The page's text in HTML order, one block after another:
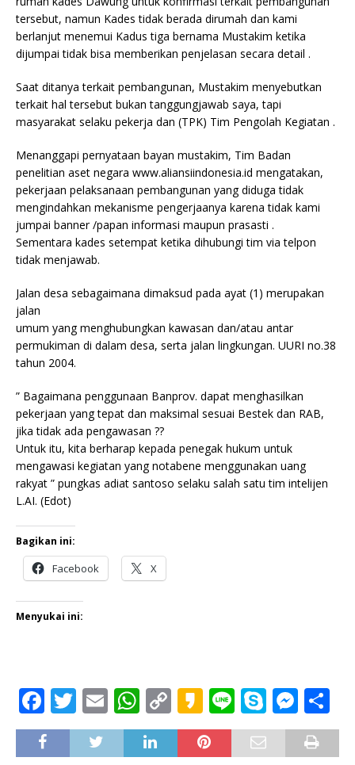
tersebut, namun Kades tidak berada dirumah dan kami
berlanjut menemui Kadus tiga bernama Mustakim ketika
dijumpai tidak bisa memberikan penjelasan secara detail .
Saat ditanya terkait pembangunan, Mustakim menyebutkan
terkait hal tersebut bukan tanggungjawab saya, tapi
masyarakat selaku pekerja dan (TPK) Tim Pengolah Kegiatan .
Menanggapi pernyataan bayan mustakim, Tim Badan
penelitian aset negara www.aliansiindonesia.id mengatakan,
pekerjaan pelaksanaan pembangunan yang diduga tidak
mengindahkan mekanisme pengerjaanya karena tidak kami
jumpai banner /papan informasi maupun prasasti .
Sementara kades setempat ketika dihubungi tim via telpon
tidak menjawab.
Jalan desa sebagaimana dimaksud pada ayat (1) merupakan
jalan
umum yang menghubungkan kawasan dan/atau antar
permukiman di dalam desa, serta jalan lingkungan. UURI no.38
tahun 2004.
” Bagaimana penggunaan Banprov. dapat menghasilkan
pekerjaan yang tepat dan maksimal sesuai Bestek dan RAB,
jika tidak ada pengawasan ??
Untuk itu, kita berharap kepada penegak hukum untuk
mengawasi kegiatan yang notabene menggunakan uang
rakyat ” pungkas adiat santoso selaku salah satu tim intelijen
L.AI. (Edot)
Bagikan ini:
Facebook X
Menyukai ini:
F
a
c
T
w
it
E
m
ai
W
h
at
C
o
p
K
a
k
Li
n
e
S
k
y
M
e
ss
h
ar